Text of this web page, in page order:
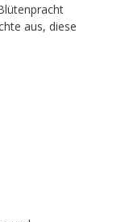
aus, diese